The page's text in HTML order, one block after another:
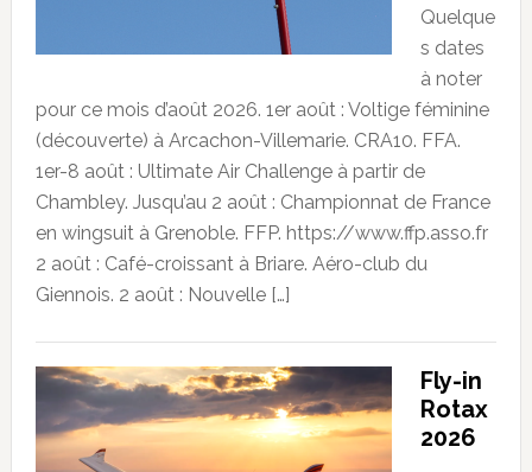
Quelque
s dates
à noter
pour ce mois d’août 2026. 1er août : Voltige féminine
(découverte) à Arcachon-Villemarie. CRA10. FFA.
1er-8 août : Ultimate Air Challenge à partir de
Chambley. Jusqu’au 2 août : Championnat de France
en wingsuit à Grenoble. FFP. https://www.ffp.asso.fr
2 août : Café-croissant à Briare. Aéro-club du
Giennois. 2 août : Nouvelle […]
Fly-in
Rotax
2026